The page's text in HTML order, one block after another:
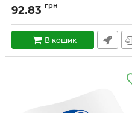
92.83 грн
В кошик